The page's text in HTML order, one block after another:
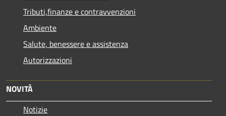
Tributi,finanze e contravvenzioni
Ambiente
Salute, benessere e assistenza
Autorizzazioni
NOVITÀ
Notizie